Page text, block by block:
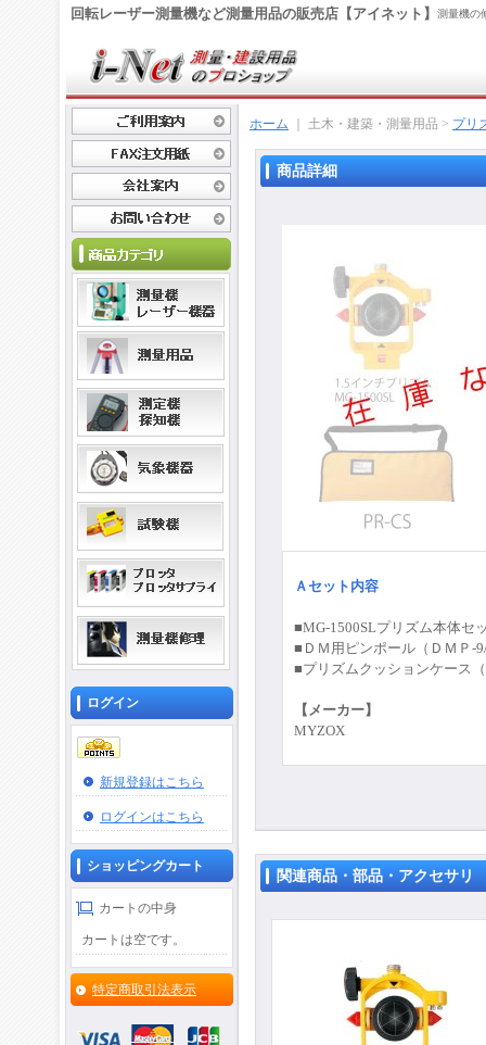
回転レーザー測量機など測量用品の販売店【アイネット】 測量機の
ログイン
新規登録はこちら
ログインはこちら
ショッピングカート
カートの中身
カートは空です。
特定商取引法表示
ホーム ｜ 土木・建築・測量用品 > プリ
商品詳細
Ａセット内容
■MG-1500SLプリズム本体セ
■ ＤＭ用ピンポール（ＤＭＰ-
■プリズムクッションケース
【メーカー】
MYZOX
関連商品・部品・アクセサリ